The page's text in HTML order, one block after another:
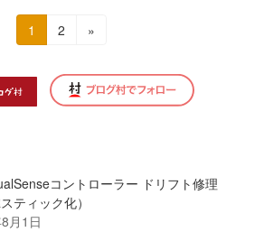
固
定
ジ
1
固
ー
ジ
2 »
コントローラー ドリフト修理
ティック化）
月1日